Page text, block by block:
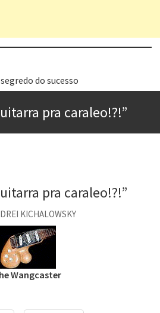
do sucesso
o veganismo não é a resposta
pra caraleo!?!”
pra caraleo!?!”
KICHALOWSKY
Wangcaster